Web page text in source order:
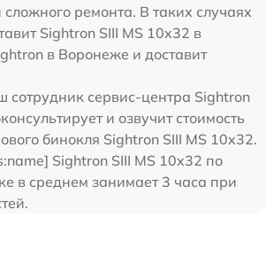
ремонта. В таких случаях
Sightron SIII MS 10x32 в
в Воронеже и доставит
сотрудник сервис-центра Sightron
и озвучит стоимость
бинокля Sightron SIII MS 10x32.
Sightron SIII MS 10x32 по
в среднем занимает 3 часа при